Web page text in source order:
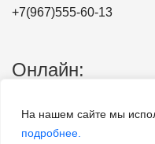
На нашем сайте мы
подробнее.
+7(967)555-60-13
Онлайн:
Карта сайта
Блог